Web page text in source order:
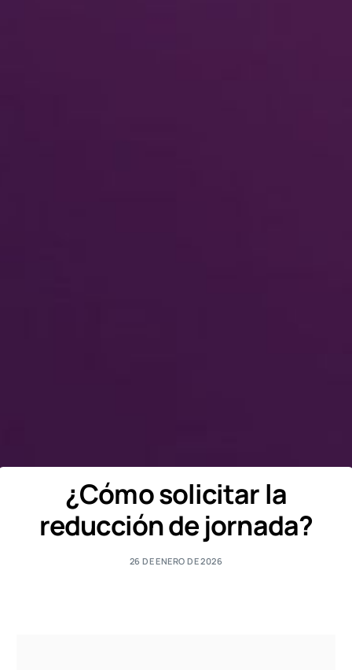
¿Cómo solicitar la
reducción de jornada?
26 DE ENERO DE 2026